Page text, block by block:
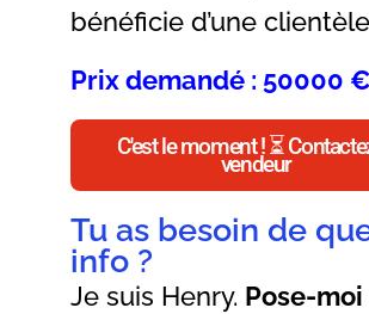
bénéficie d’une
Prix demandé : 50000 €
C'est le moment ! ⏳
vendeur
Je suis Henry. Pose-
Tu as besoin de
info ?